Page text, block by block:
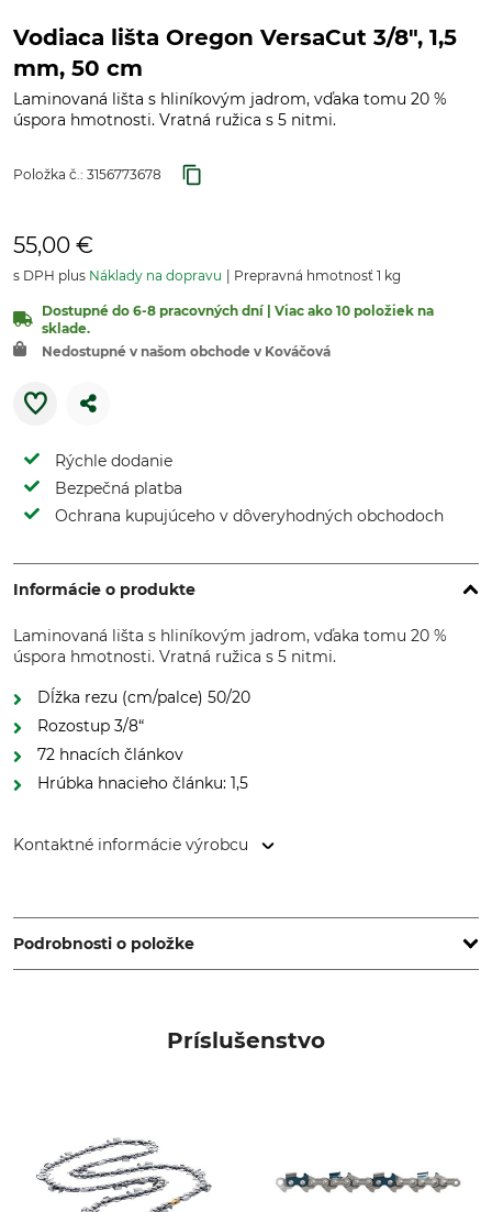
Vodiaca lišta Oregon VersaCut 3/8", 1,5
mm, 50 cm
Laminovaná lišta s hliníkovým jadrom, vďaka tomu 20 %
úspora hmotnosti. Vratná ružica s 5 nitmi.
Položka č.: 3156773678
55,00 €
s DPH plus Náklady na dopravu Prepravná hmotnosť 1 kg
Dostupné do 6-8 pracovných dní | Viac ako 10 položiek na
sklade.
Nedostupné v našom obchode v Kováčová
Rýchle dodanie
Bezpečná platba
Ochrana kupujúceho v dôveryhodných obchodoch
Informácie o produkte
Laminovaná lišta s hliníkovým jadrom, vďaka tomu 20 %
úspora hmotnosti. Vratná ružica s 5 nitmi.
Dĺžka rezu (cm/palce) 50/20
Rozostup 3/8“
72 hnacích článkov
Hrúbka hnacieho článku: 1,5
Kontaktné informácie výrobcu
Germany, www.oregonproducts.com
Podrobnosti o položke
Nity vratnej ružice
0,058 "
Príslušenstvo